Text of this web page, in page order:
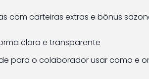
com carteiras extras e bônus
clara e transparente
para o colaborador usar como e